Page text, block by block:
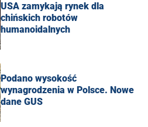
USA zamykają rynek dla
chińskich robotów
humanoidalnych
Podano wysokość
wynagrodzenia w Polsce. Nowe
dane GUS